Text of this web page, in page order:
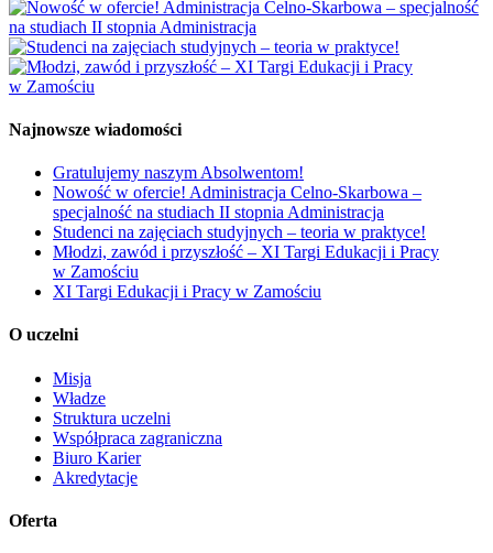
Najnowsze wiadomości
Gratulujemy naszym Absolwentom!
Nowość w ofercie! Administracja Celno-Skarbowa –
specjalność na studiach II stopnia Administracja
Studenci na zajęciach studyjnych – teoria w praktyce!
Młodzi, zawód i przyszłość – XI Targi Edukacji i Pracy
w Zamościu
XI Targi Edukacji i Pracy w Zamościu
O uczelni
Misja
Władze
Struktura uczelni
Współpraca zagraniczna
Biuro Karier
Akredytacje
Oferta